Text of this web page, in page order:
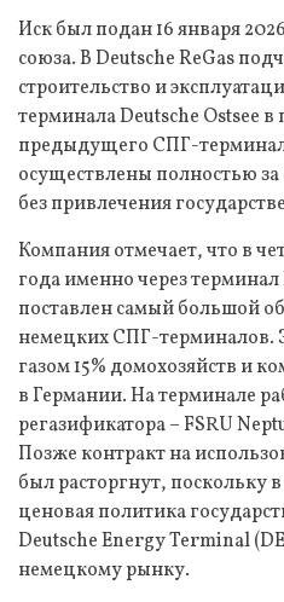
Иск был подан 16 января
союза. В Deutsche ReGas
строительство и
терминала Deutsche Ostsee
предыдущего СПГ-
осуществлены полностью
без привлечения
Компания отмечает, что в
года именно через
поставлен самый большой
немецких СПГ-терминалов.
газом 15% домохозяйств и
в Германии. На терминале
регазификатора – FSRU
Позже контракт на
был расторгнут, поскольку
ценовая политика
Deutsche Energy Terminal
немецкому рынку.